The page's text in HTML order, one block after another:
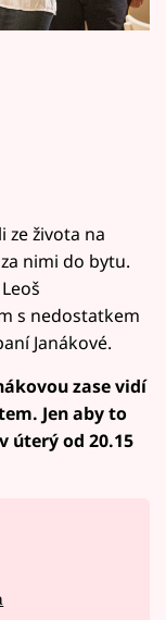
ze života na
nimi do bytu.
s nedostatkem
Janákové.
zase vidí
Jen aby to
úterý od 20.15